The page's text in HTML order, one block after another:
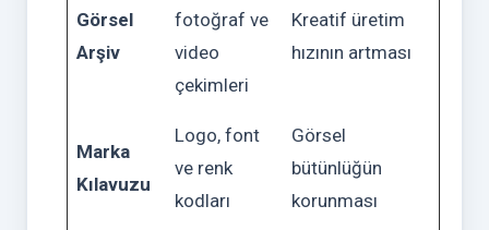
Görsel
Arşiv
fotoğraf ve
video
çekimleri
Kreatif üretim
hızının artması
Marka
Kılavuzu
Logo, font
ve renk
kodları
Görsel
bütünlüğün
korunması